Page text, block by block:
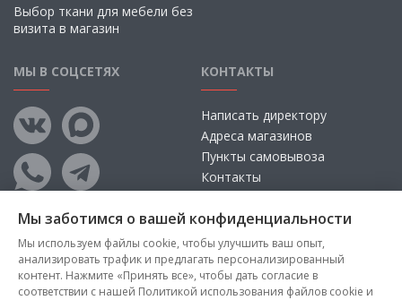
Выбор ткани для мебели без
визита в магазин
МЫ В СОЦСЕТЯХ КОНТАКТЫ
Написать директору
Адреса магазинов
Пункты самовывоза
Контакты
Мы заботимся о вашей конфиденциальности
Мы используем файлы cookie, чтобы улучшить ваш опыт,
анализировать трафик и предлагать персонализированный
контент. Нажмите «Принять все», чтобы дать согласие в
соответствии с нашей Политикой использования файлов cookie и